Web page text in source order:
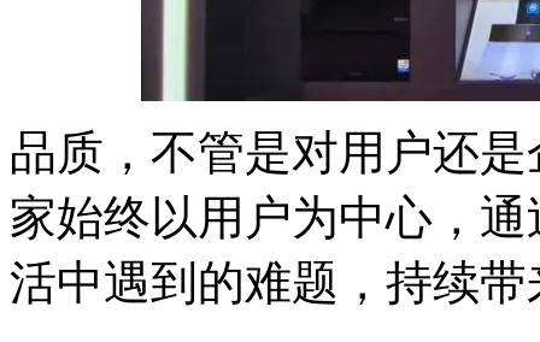
品质，不管是对用户还
家始终以用户为中心，
活中遇到的难题，持续